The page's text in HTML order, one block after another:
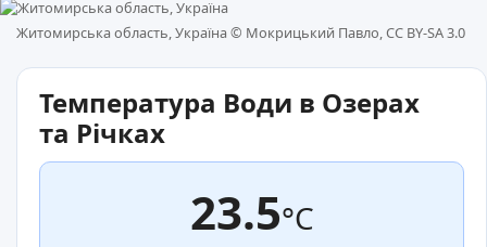
Житомирська область, Україна © Мокрицький Павло, CC BY-SA 3.0
Температура Води в Озерах
та Річках
23.5°C